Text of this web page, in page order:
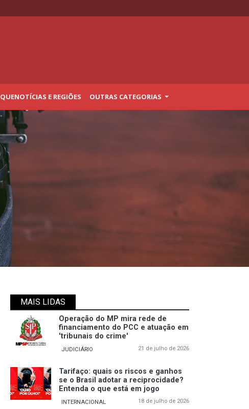
QUENOTÍCIAS E REGIÕES OUTRAS CATEGORIAS
MAIS LIDAS
Operação do MP mira rede de
financiamento do PCC e atuação em
'tribunais do crime'
JUDICIÁRIO 21 de julho de 2026
Tarifaço: quais os riscos e ganhos
se o Brasil adotar a reciprocidade?
Entenda o que está em jogo
INTERNACIONAL 18 de julho de 2026